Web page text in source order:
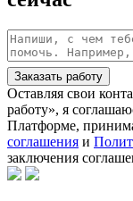
Заказать работу
Оставляя свои
работу», я
Платформе,
соглашения и
заключения